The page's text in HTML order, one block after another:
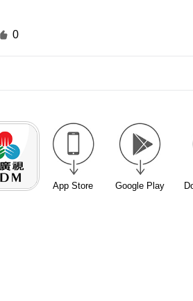
0
App Store Google Play